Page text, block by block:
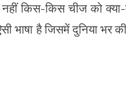
किस-किस चीज को क्या-
भाषा है जिसमें दुनिया भर